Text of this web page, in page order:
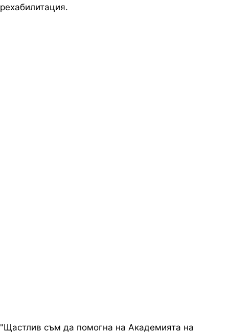
рехабилитация.
"Щастлив съм да помогна на Академията на